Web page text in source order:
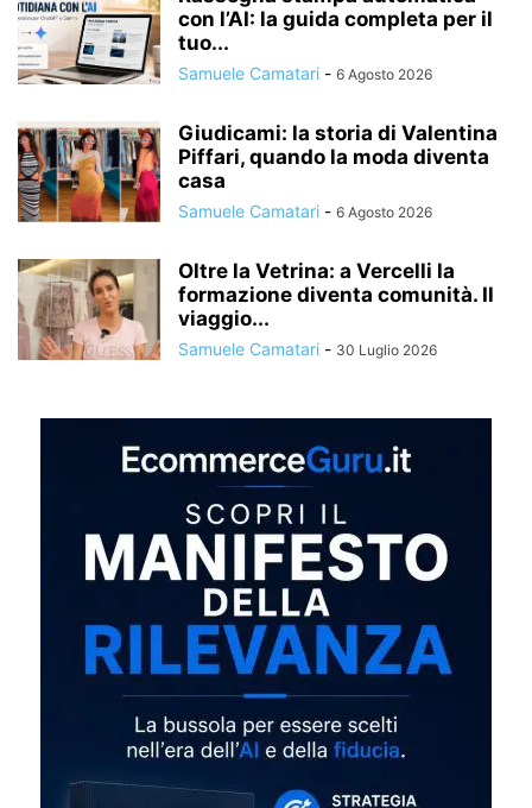
con l’AI: la guida completa per il
tuo...
Samuele Camatari - 6 Agosto 2026
Giudicami: la storia di Valentina
Piffari, quando la moda diventa
casa
Samuele Camatari - 6 Agosto 2026
Oltre la Vetrina: a Vercelli la
formazione diventa comunità. Il
viaggio...
Samuele Camatari - 30 Luglio 2026